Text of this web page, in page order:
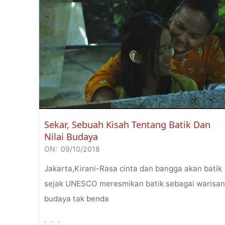
Sekar, Sebuah Kisah Tentang Batik Dan
Nilai Budaya
2018-
10-
09
ON: 09/10/2018
Jakarta,Kirani-Rasa cinta dan bangga akan batik
sejak UNESCO meresmikan batik sebagai warisan
budaya tak benda
. . .